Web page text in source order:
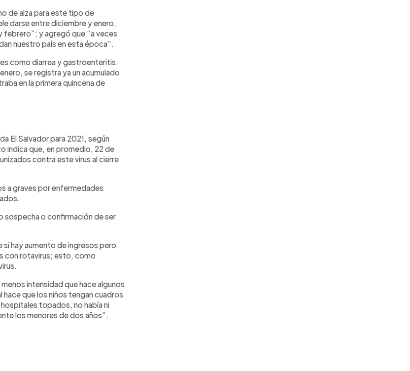
de alza para este tipo de
darse entre diciembre y enero,
febrero”; y agregó que “a veces
nuestro país en esta época”.
como diarrea y gastroenteritis.
se registra ya un acumulado
en la primera quincena de
El Salvador para 2021, según
indica que, en promedio, 22 de
contra este virus al cierre
a graves por enfermedades
sospecha o confirmación de ser
hay aumento de ingresos pero
con rotavirus; esto, como
intensidad que hace algunos
hace que los niños tengan cuadros
topados, no había ni
los menores de dos años”,